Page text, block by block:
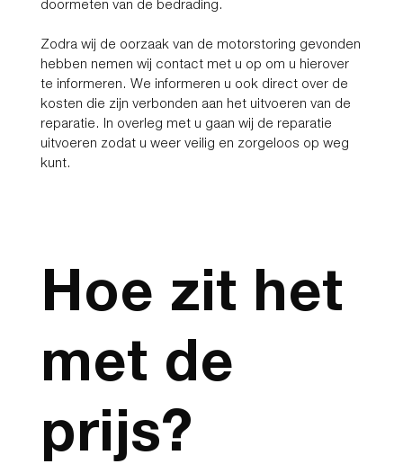
Hoe zit het
met de
prijs?
doormeten van de bedrading.
Zodra wij de oorzaak van de motorstoring gevonden
hebben nemen wij contact met u op om u hierover
te informeren. We informeren u ook direct over de
kosten die zijn verbonden aan het uitvoeren van de
reparatie. In overleg met u gaan wij de reparatie
uitvoeren zodat u weer veilig en zorgeloos op weg
kunt.